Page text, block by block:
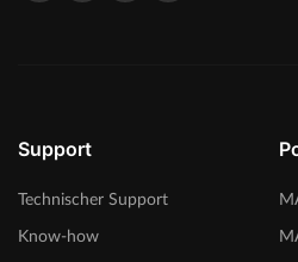
Support
Technischer Support
Know-how